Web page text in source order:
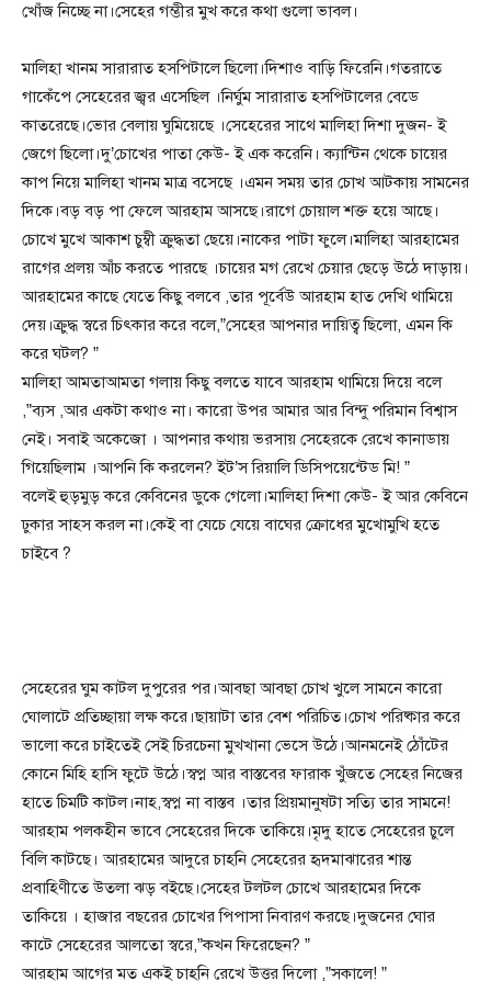
খোঁজ নিচ্ছে না।সেহের গম্ভীর মুখ করে কথা গুলো ভাবল।
মালিহা খানম সারারাত হসপিটালে ছিলো।দিশাও বাড়ি ফিরেনি।গতরাতে
গাকেঁপে সেহেরের জ্বর এসেছিল ।নির্ঘুম সারারাত হসপিটালের বেডে
কাতরেছে।ভোর বেলায় ঘুমিয়েছে ।সেহেরের সাথে মালিহা দিশা দুজন- ই
জেগে ছিলো।দু’চোখের পাতা কেউ- ই এক করেনি। ক্যান্টিন থেকে চায়ের
কাপ নিয়ে মালিহা খানম মাত্র বসেছে ।এমন সময় তার চোখ আটকায় সামনের
দিকে।বড় বড় পা ফেলে আরহাম আসছে।রাগে চোয়াল শক্ত হয়ে আছে।
চোখে মুখে আকাশ চুম্বী ক্রুদ্ধতা ছেয়ে।নাকের পাটা ফুলে।মালিহা আরহামের
রাগের প্রলয় আঁচ করতে পারছে ।চায়ের মগ রেখে চেয়ার ছেড়ে উঠে দাড়ায়।
আরহামের কাছে যেতে কিছু বলবে ,তার পূর্বেউ আরহাম হাত দেখি থামিয়ে
দেয়।ক্রুদ্ধ স্বরে চিৎকার করে বলে,”সেহের আপনার দায়িত্ব ছিলো, এমন কি
করে ঘটল? ”
মালিহা আমতাআমতা গলায় কিছু বলতে যাবে আরহাম থামিয়ে দিয়ে বলে
,”ব্যস ,আর একটা কথাও না। কারো উপর আমার আর বিন্দু পরিমান বিশ্বাস
নেই। সবাই অকেজো । আপনার কথায় ভরসায় সেহেরকে রেখে কানাডায়
গিয়েছিলাম ।আপনি কি করলেন? ইট’স রিয়ালি ডিসিপয়েন্টেড মি! ”
বলেই হুড়মুড় করে কেবিনের ডুকে গেলো।মালিহা দিশা কেউ- ই আর কেবিনে
ঢুকার সাহস করল না।কেই বা যেচে যেয়ে বাঘের ক্রোধের মুখোমুখি হতে
চাইবে ?
সেহেরের ঘুম কাটল দুপুরের পর।আবছা আবছা চোখ খুলে সামনে কারো
ঘোলাটে প্রতিচ্ছায়া লক্ষ করে।ছায়াটা তার বেশ পরিচিত।চোখ পরিষ্কার করে
ভালো করে চাইতেই সেই চিরচেনা মুখখানা ভেসে উঠে।আনমনেই ঠোঁটের
কোনে মিহি হাসি ফুটে উঠে।স্বপ্ন আর বাস্তবের ফারাক খুঁজতে সেহের নিজের
হাতে চিমটি কাটল।নাহ,স্বপ্ন না বাস্তব ।তার প্রিয়মানুষটা সত্যি তার সামনে!
আরহাম পলকহীন ভাবে সেহেরের দিকে তাকিয়ে।মৃদু হাতে সেহেরের চুলে
বিলি কাটছে। আরহামের আদুরে চাহনি সেহেরের হৃদমাঝারের শান্ত
প্রবাহিণীতে উতলা ঝড় বইছে।সেহের টলটল চোখে আরহামের দিকে
তাকিয়ে । হাজার বছরের চোখের পিপাসা নিবারণ করছে।দুজনের ঘোর
কাটে সেহেরের আলতো স্বরে,”কখন ফিরেছেন? ”
আরহাম আগের মত একই চাহনি রেখে উত্তর দিলো ,”সকালে! ”